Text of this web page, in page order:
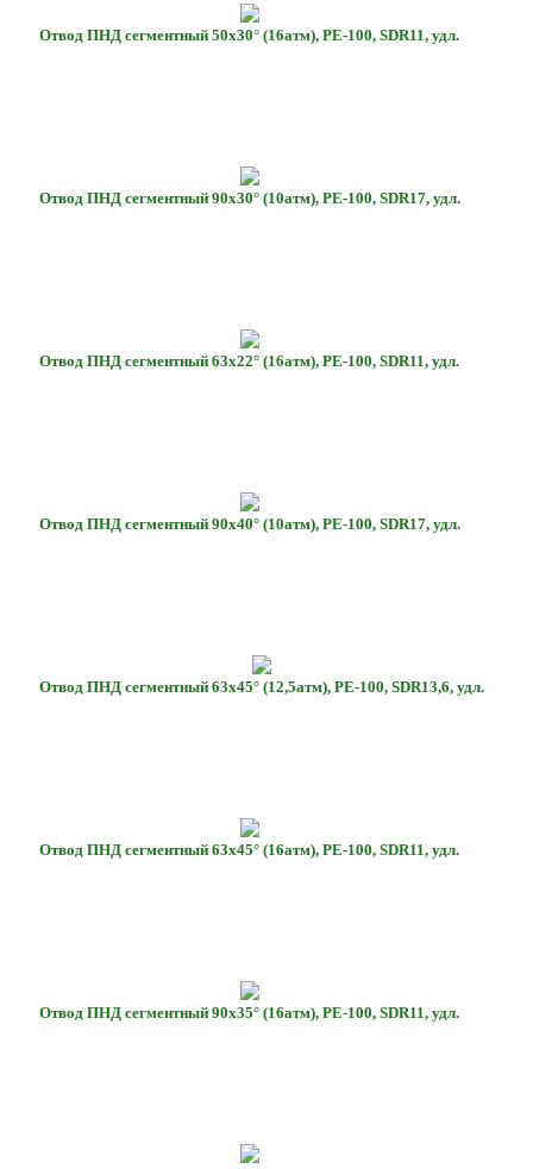
Отвод ПНД сегментный 50х30° (16атм), РЕ-100, SDR11, удл.
Отвод ПНД сегментный 90х30° (10атм), РЕ-100, SDR17, удл.
Отвод ПНД сегментный 63х22° (16атм), РЕ-100, SDR11, удл.
Отвод ПНД сегментный 90х40° (10атм), РЕ-100, SDR17, удл.
Отвод ПНД сегментный 63х45° (12,5атм), РЕ-100, SDR13,6, удл.
Отвод ПНД сегментный 63х45° (16атм), РЕ-100, SDR11, удл.
Отвод ПНД сегментный 90х35° (16атм), РЕ-100, SDR11, удл.